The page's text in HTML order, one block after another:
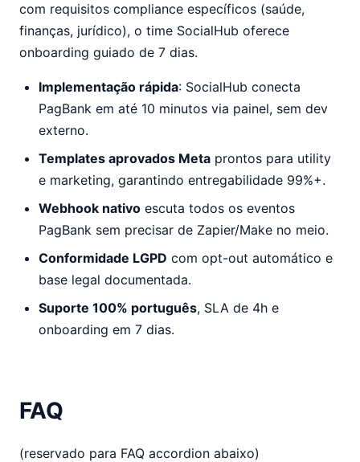
com requisitos compliance específicos (saúde,
finanças, jurídico), o time SocialHub oferece
onboarding guiado de 7 dias.
Implementação rápida: SocialHub conecta
PagBank em até 10 minutos via painel, sem dev
externo.
Templates aprovados Meta prontos para utility
e marketing, garantindo entregabilidade 99%+.
Webhook nativo escuta todos os eventos
PagBank sem precisar de Zapier/Make no meio.
Conformidade LGPD com opt-out automático e
base legal documentada.
Suporte 100% português, SLA de 4h e
onboarding em 7 dias.
FAQ
(reservado para FAQ accordion abaixo)